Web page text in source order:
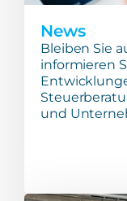
News
Bleiben Sie
informieren
und